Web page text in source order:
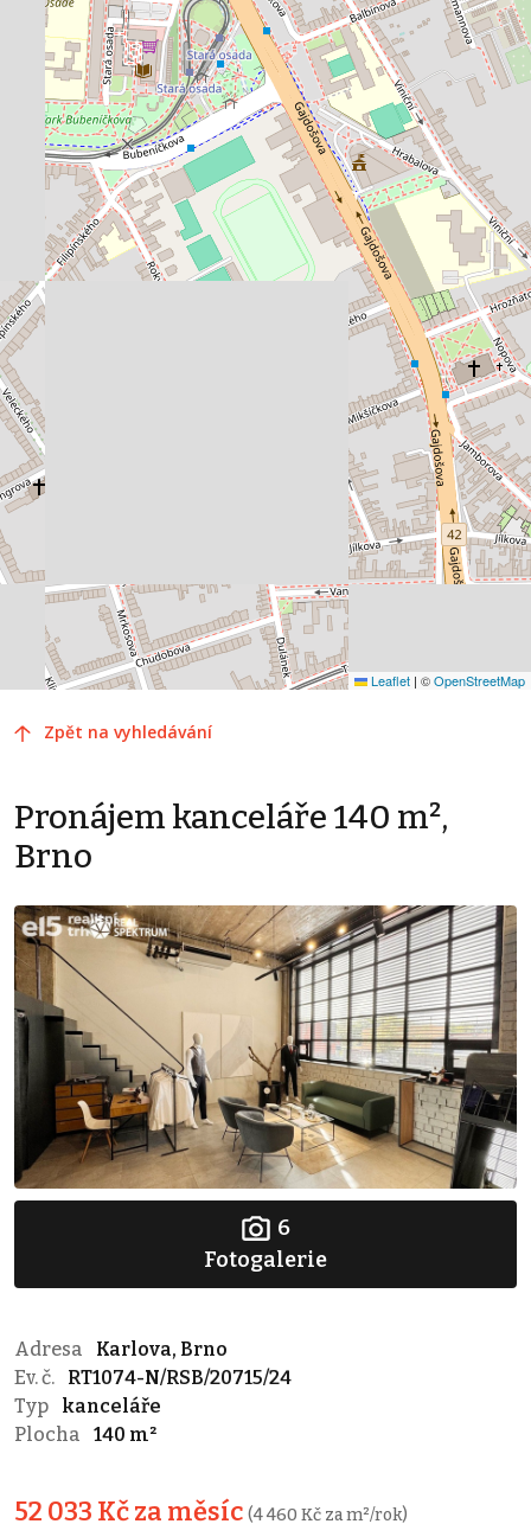
Leaflet | ©OpenStreetMap
Zpět na vyhledávání
Pronájem kanceláře 140 m²,
Brno
6
Fotogalerie
Adresa
Karlova, Brno
Ev. č.
RT1074-N/RSB/20715/24
Typ
kanceláře
Plocha
140 m²
52 033 Kč za měsíc (4 460 Kč za m²/rok)